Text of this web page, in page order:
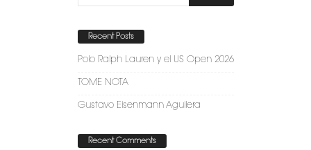
Recent Posts
Polo Ralph Lauren y el US Open 2026
TOME NOTA
Gustavo Eisenmann Aguilera
Recent Comments